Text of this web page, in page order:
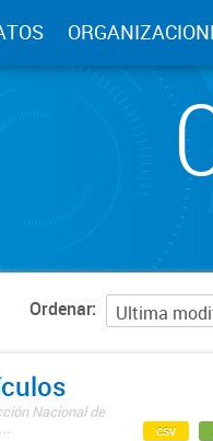
Ordenar
Nacional de
csv